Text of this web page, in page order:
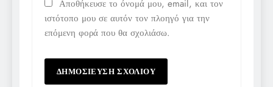
Αποθήκευσε το όνομά μου, email, και τον
ιστότοπο μου σε αυτόν τον πλοηγό για την
επόμενη φορά που θα σχολιάσω.